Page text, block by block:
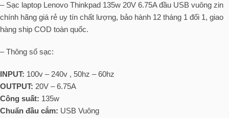
– Sạc laptop Lenovo Thinkpad 135w 20V 6.75A đầu USB vuông zin
chính hãng giá rẻ uy tín chất lượng, bảo hành 12 tháng 1 đổi 1, giao
hàng ship COD toàn quốc.
– Thông số sạc:
INPUT: 100v – 240v , 50hz – 60hz
OUTPUT: 20V – 6.75A
Công suất: 135w
Chuẩn đầu cắm: USB Vuông